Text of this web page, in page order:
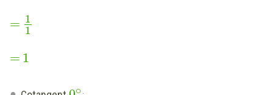
= 1
1
= 1
∘